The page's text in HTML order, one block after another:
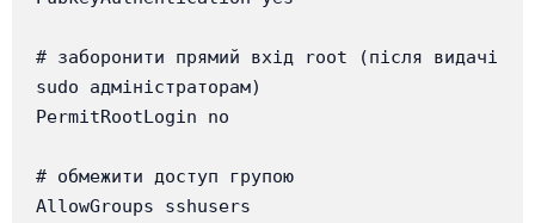
# заборонити прямий вхід root (після видачі
sudo адміністраторам)
PermitRootLogin no
# обмежити доступ групою
AllowGroups sshusers